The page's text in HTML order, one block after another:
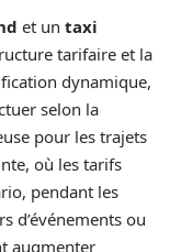
et un taxi
tarifaire et la
dynamique,
selon la
pour les trajets
où les tarifs
pendant les
d’événements ou
augmenter